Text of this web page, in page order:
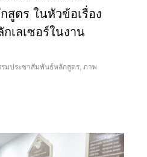
สูตร ในหัวข้อเรื่อง
กเลเซอร์ในงาน
รมประชาสัมพันธ์หลักสูตร,ภาพ